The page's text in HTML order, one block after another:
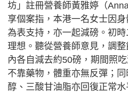
坊」註冊營養師黃雅婷（
享個案指，本港一名女士因
為表支持，亦一起減磅。初
理想。聽從營養師意見，調
內各自減去約50磅，期間照
不靠藥物，體重亦無反彈；
醇、三酸甘油脂亦回復正常水